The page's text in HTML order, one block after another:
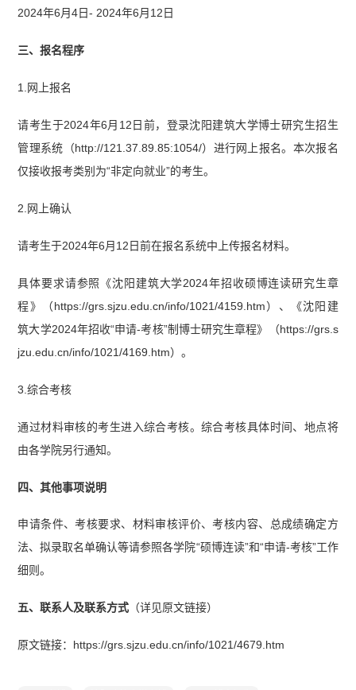
2024年6月4日- 2024年6月12日
三、报名程序
1.网上报名
请考生于2024年6月12日前，登录沈阳建筑大学博士研究生招生
管理系统（http://121.37.89.85:1054/）进行网上报名。本次报名
仅接收报考类别为“非定向就业”的考生。
2.网上确认
请考生于2024年6月12日前在报名系统中上传报名材料。
具体要求请参照《沈阳建筑大学2024年招收硕博连读研究生章
程》（https://grs.sjzu.edu.cn/info/1021/4159.htm）、《沈阳建
筑大学2024年招收“申请-考核”制博士研究生章程》（https://grs.s
jzu.edu.cn/info/1021/4169.htm）。
3.综合考核
通过材料审核的考生进入综合考核。综合考核具体时间、地点将
由各学院另行通知。
四、其他事项说明
申请条件、考核要求、材料审核评价、考核内容、总成绩确定方
法、拟录取名单确认等请参照各学院“硕博连读”和“申请-考核”工作
细则。
五、联系人及联系方式 （详见原文链接）
原文链接：https://grs.sjzu.edu.cn/info/1021/4679.htm